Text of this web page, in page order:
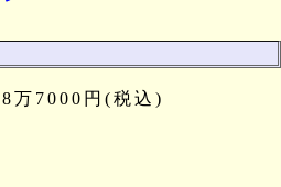
万7000円(税込)